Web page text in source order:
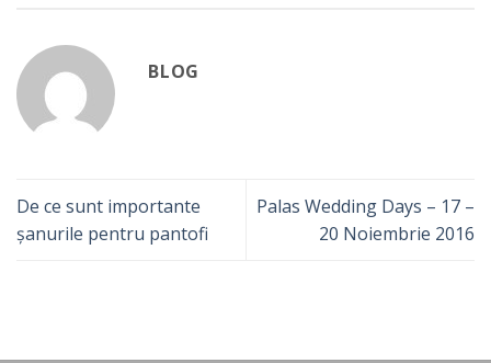
BLOG
De ce sunt importante
șanurile pentru pantofi
Palas Wedding Days – 17 –
20 Noiembrie 2016